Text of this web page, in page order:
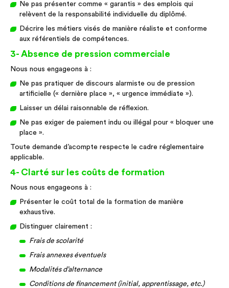
Ne pas présenter comme « garantis » des emplois qui
relèvent de la responsabilité individuelle du diplômé.
Décrire les métiers visés de manière réaliste et conforme
aux référentiels de compétences.
3- Absence de pression commerciale
Nous nous engageons à :
Ne pas pratiquer de discours alarmiste ou de pression
artificielle (« dernière place », « urgence immédiate »).
Laisser un délai raisonnable de réflexion.
Ne pas exiger de paiement indu ou illégal pour « bloquer une
place ».
Toute demande d’acompte respecte le cadre réglementaire
applicable.
4- Clarté sur les coûts de formation
Nous nous engageons à :
Présenter le coût total de la formation de manière
exhaustive.
Distinguer clairement :
Frais de scolarité
Frais annexes éventuels
Modalités d’alternance
Conditions de financement (initial, apprentissage, etc.)